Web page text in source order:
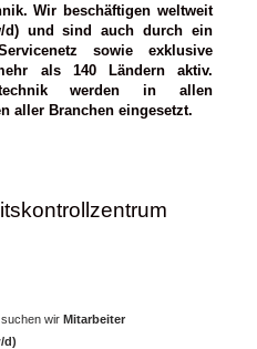
Wir beschäftigen weltweit
d) und sind auch durch ein
sowie exklusive
als 140 Ländern aktiv.
werden in allen
aller Branchen eingesetzt.
suchen wir Mitarbeiter
d)